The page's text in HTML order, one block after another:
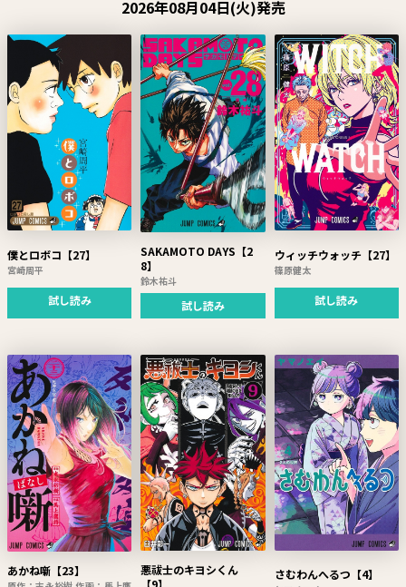
2026年08月04日(火)発売
僕とロボコ【27】
宮崎周平
試し読み
SAKAMOTO DAYS【2
8】
鈴木祐斗
試し読み
ウィッチウォッチ【27】
篠原健太
試し読み
あかね噺【23】
悪祓士のキヨシくん
【9】
さむわんへるつ【4】